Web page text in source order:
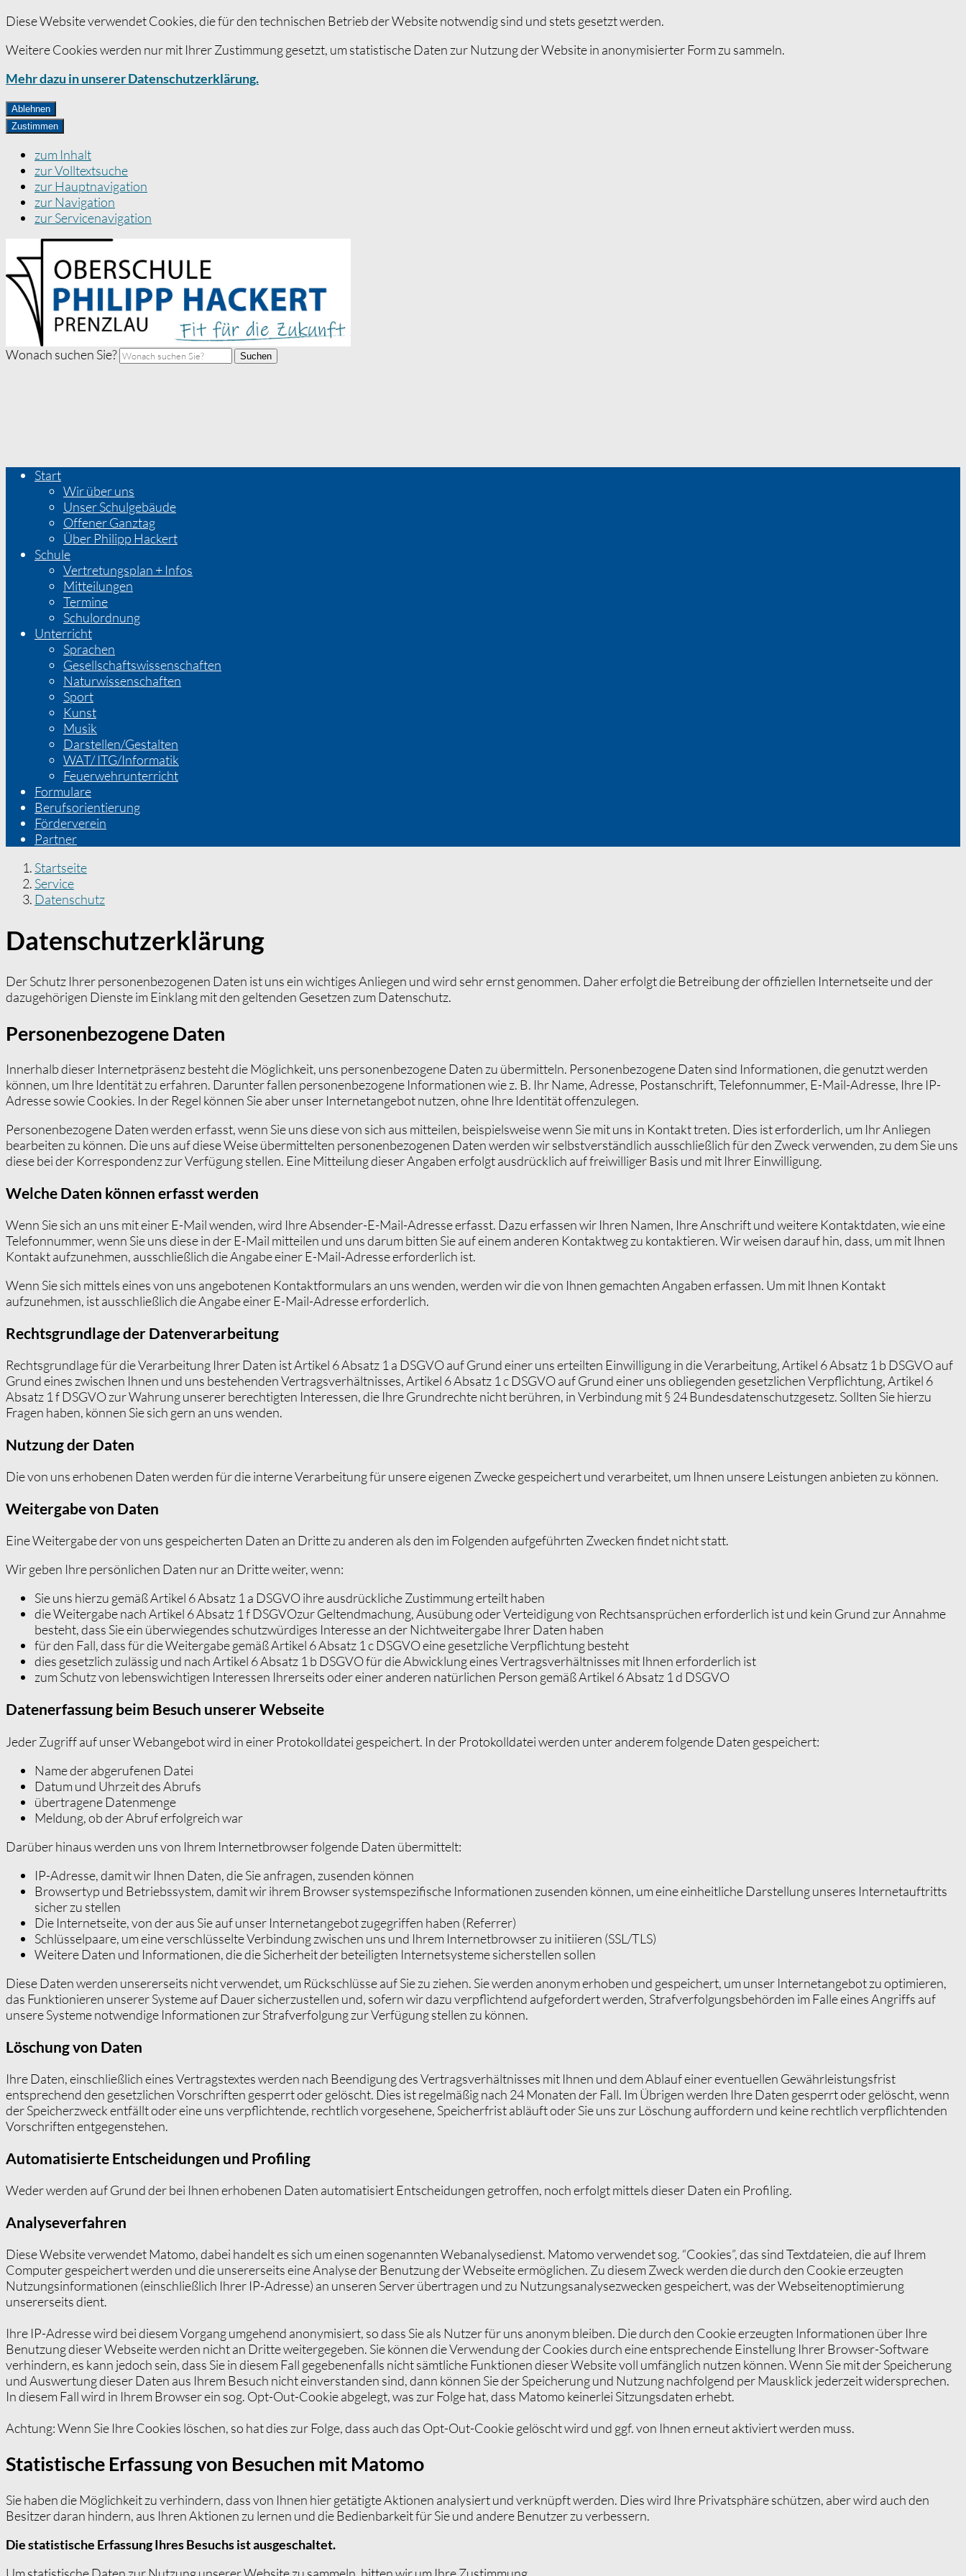
Diese Website verwendet Cookies, die für den technischen Betrieb der Website notwendig sind und stets gesetzt werden.
Weitere Cookies werden nur mit Ihrer Zustimmung gesetzt, um statistische Daten zur Nutzung der Website in anonymisierter Form zu sammeln.
Mehr dazu in unserer Datenschutzerklärung.
Ablehnen
Zustimmen
zum Inhalt
zur Volltextsuche
zur Hauptnavigation
zur Navigation
zur Servicenavigation
Wonach suchen Sie? Suchen
Start
Wir über uns
Unser Schulgebäude
Offener Ganztag
Über Philipp Hackert
Schule
Vertretungsplan + Infos
Mitteilungen
Termine
Schulordnung
Unterricht
Sprachen
Gesellschaftswissenschaften
Naturwissenschaften
Sport
Kunst
Musik
Darstellen/Gestalten
WAT/ ITG/Informatik
Feuerwehrunterricht
Formulare
Berufsorientierung
Förderverein
Partner
Startseite
Service
Datenschutz
Datenschutzerklärung
Der Schutz Ihrer personenbezogenen Daten ist uns ein wichtiges Anliegen und wird sehr ernst genommen. Daher erfolgt die Betreibung der offiziellen Internetseite und der
dazugehörigen Dienste im Einklang mit den geltenden Gesetzen zum Datenschutz.
Personenbezogene Daten
Innerhalb dieser Internetpräsenz besteht die Möglichkeit, uns personenbezogene Daten zu übermitteln. Personenbezogene Daten sind Informationen, die genutzt werden
können, um Ihre Identität zu erfahren. Darunter fallen personenbezogene Informationen wie z. B. Ihr Name, Adresse, Postanschrift, Telefonnummer, E-Mail-Adresse, Ihre IP-
Adresse sowieCookies. In der Regel können Sie aber unser Internetangebot nutzen, ohne Ihre Identität offenzulegen.
Personenbezogene Daten werden erfasst, wenn Sie uns diese von sich aus mitteilen, beispielsweise wenn Sie mit uns in Kontakt treten. Dies ist erforderlich, um Ihr Anliegen
bearbeiten zu können. Die uns auf diese Weise übermittelten personenbezogenen Daten werden wir selbstverständlich ausschließlich für den Zweck verwenden, zu dem Sie uns
diese bei der Korrespondenz zur Verfügung stellen. Eine Mitteilung dieser Angaben erfolgt ausdrücklich auf freiwilliger Basis und mit Ihrer Einwilligung.
Welche Daten können erfasst werden
Wenn Sie sich an uns mit einer E-Mail wenden, wird Ihre Absender-E-Mail-Adresse erfasst. Dazu erfassen wir Ihren Namen, Ihre Anschrift und weitere Kontaktdaten, wie eine
Telefonnummer, wenn Sie uns diese in der E-Mail mitteilen und uns darum bitten Sie auf einem anderen Kontaktweg zu kontaktieren. Wir weisen darauf hin, dass, um mit Ihnen
Kontakt aufzunehmen, ausschließlich die Angabe einer E-Mail-Adresse erforderlich ist.
Wenn Sie sich mittels eines von uns angebotenen Kontaktformulars an uns wenden, werden wir die von Ihnen gemachten Angaben erfassen. Um mit Ihnen Kontakt
aufzunehmen, ist ausschließlich die Angabe einer E-Mail-Adresse erforderlich.
Rechtsgrundlage der Datenverarbeitung
Rechtsgrundlage für die Verarbeitung Ihrer Daten ist Artikel 6 Absatz 1 a DSGVOauf Grund einer uns erteilten Einwilligung in die Verarbeitung, Artikel 6 Absatz 1 b DSGVOauf
Grund eines zwischen Ihnen und uns bestehenden Vertragsverhältnisses, Artikel 6 Absatz 1 cDSGVOauf Grund einer uns obliegenden gesetzlichen Verpflichtung, Artikel 6
Absatz 1 fDSGVOzur Wahrung unserer berechtigten Interessen, die Ihre Grundrechte nicht berühren, in Verbindung mit § 24 Bundesdatenschutzgesetz. Sollten Sie hierzu
Fragen haben, können Sie sich gern an uns wenden.
Nutzung der Daten
Die von uns erhobenen Daten werden für die interne Verarbeitung für unsere eigenen Zwecke gespeichert und verarbeitet, um Ihnen unsere Leistungen anbieten zu können.
Weitergabe von Daten
Eine Weitergabe der von uns gespeicherten Daten an Dritte zu anderen als den im Folgenden aufgeführten Zwecken findet nicht statt.
Wir geben Ihre persönlichen Daten nur an Dritte weiter, wenn:
Sie uns hierzu gemäß Artikel 6 Absatz 1 a DSGVOihre ausdrückliche Zustimmung erteilt haben
die Weitergabe nach Artikel 6 Absatz 1 fDSGVOzur Geltendmachung, Ausübung oder Verteidigung von Rechtsansprüchen erforderlich ist und kein Grund zur Annahme
besteht, dass Sie ein überwiegendes schutzwürdiges Interesse an der Nichtweitergabe Ihrer Daten haben
für den Fall, dass für die Weitergabe gemäß Artikel 6 Absatz 1 cDSGVOeine gesetzliche Verpflichtung besteht
dies gesetzlich zulässig und nach Artikel 6 Absatz 1 b DSGVOfür die Abwicklung eines Vertragsverhältnisses mit Ihnen erforderlich ist
zum Schutz von lebenswichtigen Interessen Ihrerseits oder einer anderen natürlichen Person gemäß Artikel 6 Absatz 1 d DSGVO
Datenerfassung beim Besuch unserer Webseite
Jeder Zugriff auf unser Webangebot wird in einer Protokolldatei gespeichert. In der Protokolldatei werden unter anderem folgende Daten gespeichert:
Name der abgerufenen Datei
Datum und Uhrzeit des Abrufs
übertragene Datenmenge
Meldung, ob der Abruf erfolgreich war
Darüber hinaus werden uns von Ihrem Internetbrowser folgende Daten übermittelt:
IP-Adresse, damit wir Ihnen Daten, die Sie anfragen, zusenden können
Browsertyp und Betriebssystem, damit wir ihrem Browser systemspezifische Informationen zusenden können, um eine einheitliche Darstellung unseres Internetauftritts
sicher zu stellen
Die Internetseite, von der aus Sie auf unser Internetangebot zugegriffen haben (Referrer)
Schlüsselpaare, um eine verschlüsselte Verbindung zwischen uns und Ihrem Internetbrowser zu initiieren (SSL/TLS)
Weitere Daten und Informationen, die die Sicherheit der beteiligten Internetsysteme sicherstellen sollen
Diese Daten werden unsererseits nicht verwendet, um Rückschlüsse auf Sie zu ziehen. Sie werden anonym erhoben und gespeichert, um unser Internetangebot zu optimieren,
das Funktionieren unserer Systeme auf Dauer sicherzustellen und, sofern wir dazu verpflichtend aufgefordert werden, Strafverfolgungsbehörden im Falle eines Angriffs auf
unsere Systeme notwendige Informationen zur Strafverfolgung zur Verfügung stellen zu können.
Löschung von Daten
Ihre Daten, einschließlich eines Vertragstextes werden nach Beendigung des Vertragsverhältnisses mit Ihnen und dem Ablauf einer eventuellen Gewährleistungsfrist
entsprechend den gesetzlichen Vorschriften gesperrt oder gelöscht. Dies ist regelmäßig nach 24 Monaten der Fall. Im Übrigen werden Ihre Daten gesperrt oder gelöscht, wenn
der Speicherzweck entfällt oder eine uns verpflichtende, rechtlich vorgesehene, Speicherfrist abläuft oder Sie uns zur Löschung auffordern und keine rechtlich verpflichtenden
Vorschriften entgegenstehen.
Automatisierte Entscheidungen und Profiling
Weder werden auf Grund der bei Ihnen erhobenen Daten automatisiert Entscheidungen getroffen, noch erfolgt mittels dieser Daten ein Profiling.
Analyseverfahren
Diese Website verwendet Matomo, dabei handelt es sich um einen sogenannten Webanalysedienst. Matomo verwendet sog. “Cookies”, das sind Textdateien, die auf Ihrem
Computer gespeichert werden und die unsererseits eine Analyse der Benutzung der Webseite ermöglichen. Zu diesem Zweck werden die durch den Cookie erzeugten
Nutzungsinformationen (einschließlich Ihrer IP-Adresse) an unseren Server übertragen und zu Nutzungsanalysezwecken gespeichert, was der Webseitenoptimierung
unsererseits dient.
Ihre IP-Adresse wird bei diesem Vorgang umgehend anonymisiert, so dass Sie als Nutzer für uns anonym bleiben. Die durch den Cookie erzeugten Informationen über Ihre
Benutzung dieser Webseite werden nicht an Dritte weitergegeben. Sie können die Verwendung der Cookies durch eine entsprechende Einstellung Ihrer Browser-Software
verhindern, es kann jedoch sein, dass Sie in diesem Fall gegebenenfalls nicht sämtliche Funktionen dieser Website voll umfänglich nutzen können. Wenn Sie mit der Speicherung
und Auswertung dieser Daten aus Ihrem Besuch nicht einverstanden sind, dann können Sie der Speicherung und Nutzung nachfolgend per Mausklick jederzeit widersprechen.
In diesem Fall wird in Ihrem Browser ein sog. Opt-Out-Cookie abgelegt, was zur Folge hat, dass Matomo keinerlei Sitzungsdaten erhebt.
Achtung: Wenn Sie Ihre Cookies löschen, so hat dies zur Folge, dass auch das Opt-Out-Cookie gelöscht wird und ggf. von Ihnen erneut aktiviert werden muss.
Statistische Erfassung von Besuchen mit Matomo
Sie haben die Möglichkeit zu verhindern, dass von Ihnen hier getätigte Aktionen analysiert und verknüpft werden. Dies wird Ihre Privatsphäre schützen, aber wird auch den
Besitzer daran hindern, aus Ihren Aktionen zu lernen und die Bedienbarkeit für Sie und andere Benutzer zu verbessern.
Die statistische Erfassung Ihres Besuchs ist ausgeschaltet.
Um statistische Daten zur Nutzung unserer Website zu sammeln, bitten wir um Ihre Zustimmung.